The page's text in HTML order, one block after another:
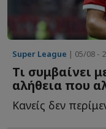
Super League | 05/08 -
Τι συμβαίνει
αλήθεια που